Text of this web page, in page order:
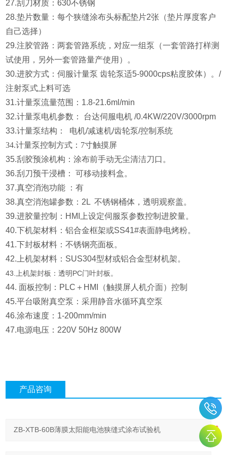
27.刮刀材质：630不锈钢
28.垫片数量：每个狭缝涂布头标配垫片2张（垫片厚度客户
自己选择）
29.注胶管路：两套管路系统，对应一组泵（一套管路打样测
试使用，另外一套管路量产使用）。
30.进胶方式：伺服计量泵 齿轮泵适5-9000cps粘度胶体）。/
注射泵式上料可选
31.计量泵流量范围：1.8-21.6ml/min
32.计量泵电机参数： 台达伺服电机 /0.4KW/220V/3000rpm
33.计量泵结构： 电机/减速机/齿轮泵/控制系统
34.计量泵控制方式：7寸触摸屏
35.刮胶预涂机构：涂布前手动无尘清洁刀口。
36.刮刀预干浸槽： 可移动接料盒。
37.真空消泡功能 ：有
38.真空消泡罐参数：2L 不锈钢桶体，透明观察盖。
39.进胶量控制：HMI上设定伺服泵参数控制进胶量。
40.下机架材料：铝合金框架或SS41#表面静电烤粉。
41.下封板材料：不锈钢亮面板。
42.上机架材料：SUS304型材或铝合金型材机架。
43.上机架封板：透明PC门叶封板。
44. 面板控制：PLC＋HMI（触摸屏人机介面）控制
45.平台吸附真空泵：采用静音水循环真空泵
46.涂布速度：1-200mm/min
47.电源电压：220V 50Hz 800W
产品咨询